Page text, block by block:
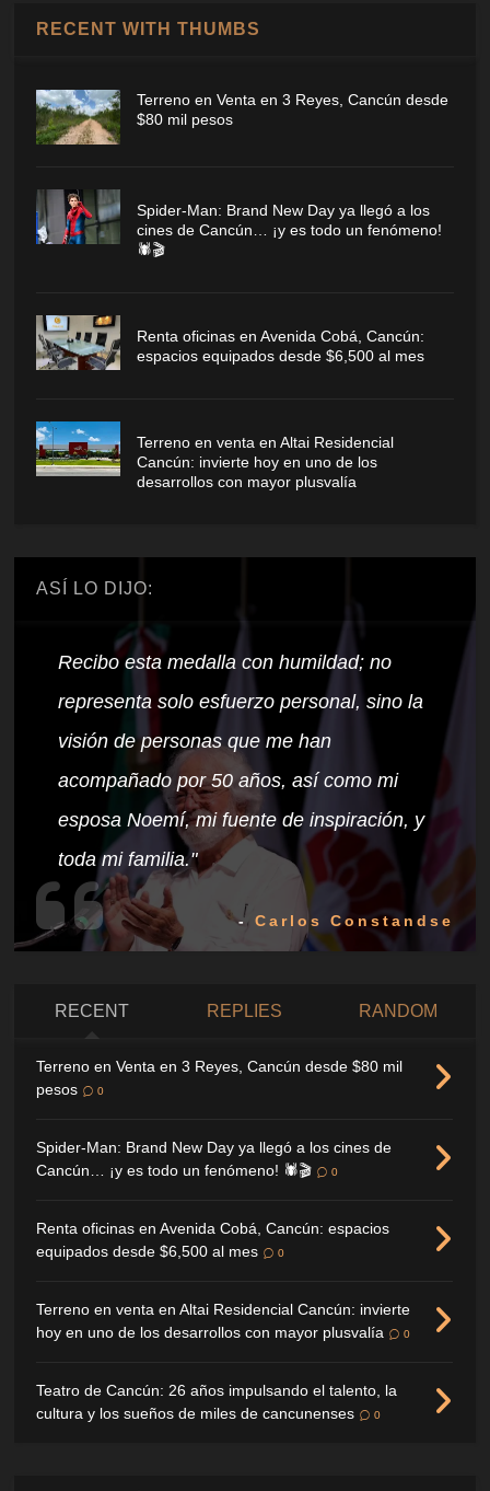
RECENT WITH THUMBS
Terreno en Venta en 3 Reyes, Cancún desde
$80 mil pesos
Spider-Man: Brand New Day ya llegó a los
cines de Cancún… ¡y es todo un fenómeno!
🕷️🎬
Renta oficinas en Avenida Cobá, Cancún:
espacios equipados desde $6,500 al mes
Terreno en venta en Altai Residencial
Cancún: invierte hoy en uno de los
desarrollos con mayor plusvalía
ASÍ LO DIJO:
Recibo esta medalla con humildad; no
representa solo esfuerzo personal, sino la
visión de personas que me han
acompañado por 50 años, así como mi
esposa Noemí, mi fuente de inspiración, y
toda mi familia."
- Carlos Constandse
RECENT REPLIES RANDOM
Terreno en Venta en 3 Reyes, Cancún desde $80 mil
pesos
0
Spider-Man: Brand New Day ya llegó a los cines de
Cancún… ¡y es todo un fenómeno! 🕷️🎬
0
Renta oficinas en Avenida Cobá, Cancún: espacios
equipados desde $6,500 al mes
0
Terreno en venta en Altai Residencial Cancún: invierte
hoy en uno de los desarrollos con mayor plusvalía
0
Teatro de Cancún: 26 años impulsando el talento, la
cultura y los sueños de miles de cancunenses
0